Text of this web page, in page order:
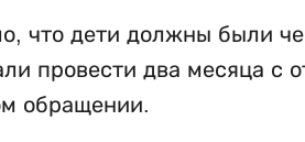
что дети должны были
провести два месяца с
обращении.